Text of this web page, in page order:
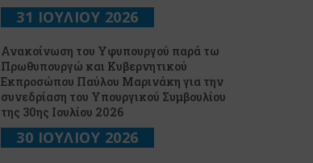
31 ΙΟΥΛΙΟΥ 2026
Ανακοίνωση του Υφυπουργού παρά τω
Πρωθυπουργώ και Κυβερνητικού
Εκπροσώπου Παύλου Μαρινάκη για την
συνεδρίαση του Υπουργικού Συμβουλίου
της 30ης Ιουλίου 2026
30 ΙΟΥΛΙΟΥ 2026